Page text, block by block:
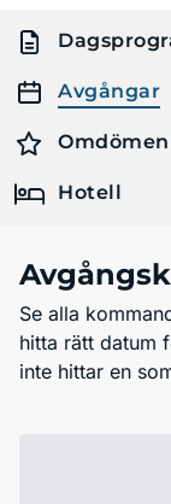
Avgångar
Omdömen
Hotell
Se alla
hitta rätt datum
inte hittar en